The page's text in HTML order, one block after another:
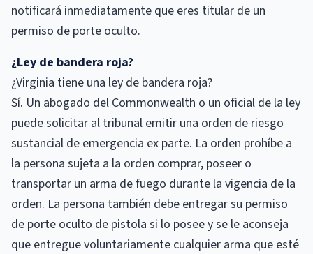
notificará inmediatamente que eres titular de un
permiso de porte oculto.
¿Ley de bandera roja?
¿Virginia tiene una ley de bandera roja?
Sí. Un abogado del Commonwealth o un oficial de la ley
puede solicitar al tribunal emitir una orden de riesgo
sustancial de emergencia ex parte. La orden prohíbe a
la persona sujeta a la orden comprar, poseer o
transportar un arma de fuego durante la vigencia de la
orden. La persona también debe entregar su permiso
de porte oculto de pistola si lo posee y se le aconseja
que entregue voluntariamente cualquier arma que esté